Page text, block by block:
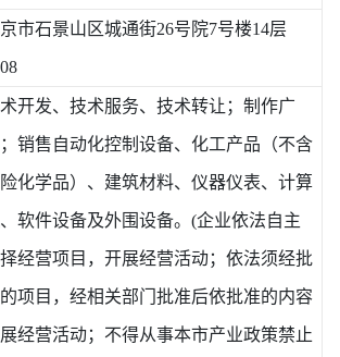
市石景山区城通街26号院7号楼14层
开发、技术服务、技术转让；制作广
销售自动化控制设备、化工产品（不含
化学品）、建筑材料、仪器仪表、计算
软件设备及外围设备。(企业依法自主
经营项目，开展经营活动；依法须经批
项目，经相关部门批准后依批准的内容
经营活动；不得从事本市产业政策禁止